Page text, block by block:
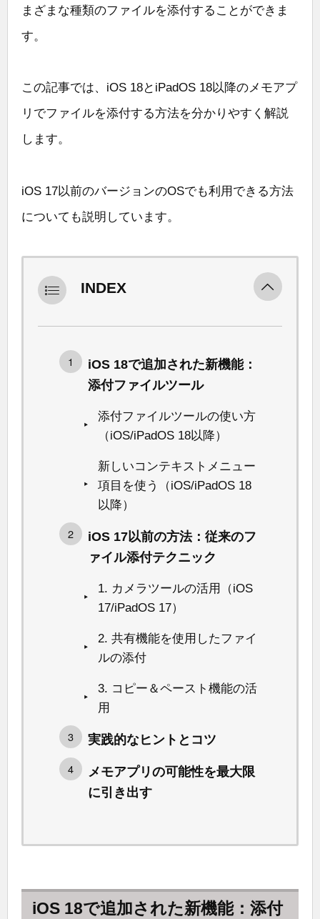
まざまな種類のファイルを添付することができま
す。
この記事では、iOS 18とiPadOS 18以降のメモアプ
リでファイルを添付する方法を分かりやすく解説
します。
iOS 17以前のバージョンのOSでも利用できる方法
についても説明しています。
INDEX
iOS 18で追加された新機能：
添付ファイルツール
添付ファイルツールの使い方
（iOS/iPadOS 18以降）
新しいコンテキストメニュー
項目を使う（iOS/iPadOS 18
以降）
iOS 17以前の方法：従来のフ
ァイル添付テクニック
1. カメラツールの活用（iOS
17/iPadOS 17）
2. 共有機能を使用したファイ
ルの添付
3. コピー＆ペースト機能の活
用
実践的なヒントとコツ
メモアプリの可能性を最大限
に引き出す
iOS 18で追加された新機能：添付